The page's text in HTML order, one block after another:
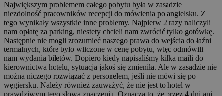
Największym problemem całego pobytu była w zasadzie
niezdolność pracowników recepcji do mówienia po angielsku. Z
tego wynikały wszystkie inne problemy. Najpierw 2 razy naliczyli
nam opłatę za parking, niestety chcieli nam zwrócić tylko gotówkę.
Następnie nie mogli zrozumieć naszego prawa do wejścia do łaźni
termalnych, które było wliczone w cenę pobytu, więc odmówili
nam wydania biletów. Dopiero kiedy napisaliśmy kilka maili do
kierownictwa hotelu, sytuacja jakoś się zmieniła. Ale w zasadzie nie
można niczego rozwiązać z personelem, jeśli nie mówi się po
węgiersku. Należy również zauważyć, że nie jest to hotel w
prawdziwym tego słowa znaczeniu. Oznacza to, że przez 4 dni ani